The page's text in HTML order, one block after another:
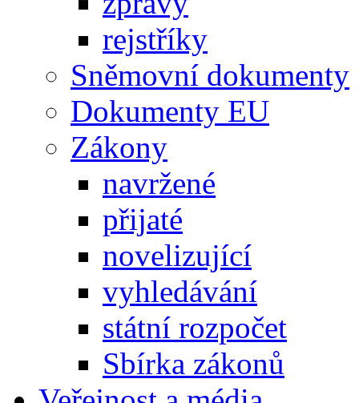
rejstříky
Sněmovní dokumenty
Dokumenty EU
Zákony
navržené
přijaté
novelizující
vyhledávání
státní rozpočet
Sbírka zákonů